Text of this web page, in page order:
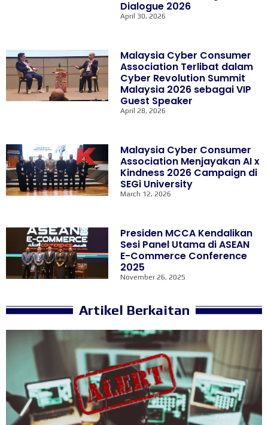
Dialogue 2026
April 30, 2026
Malaysia Cyber Consumer
Association Terlibat dalam
Cyber Revolution Summit
Malaysia 2026 sebagai VIP
Guest Speaker
April 28, 2026
Malaysia Cyber Consumer
Association Menjayakan AI x
Kindness 2026 Campaign di
SEGi University
March 12, 2026
Presiden MCCA Kendalikan
Sesi Panel Utama di ASEAN
E-Commerce Conference
2025
November 26, 2025
Artikel Berkaitan